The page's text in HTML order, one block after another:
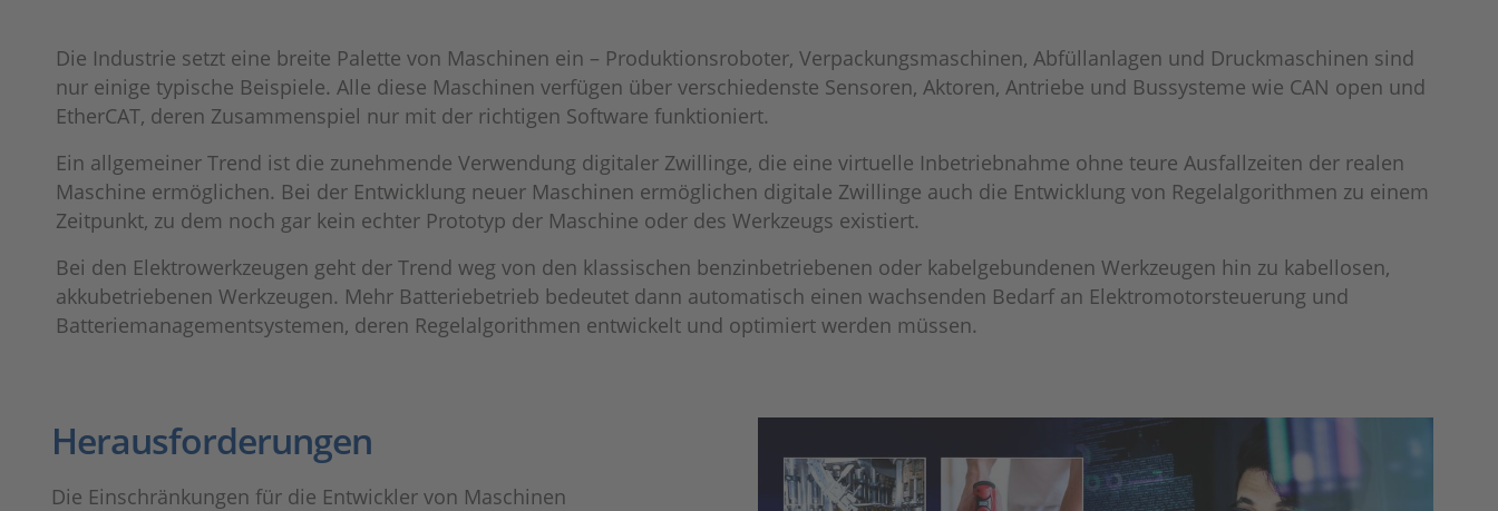
Die Industrie setzt eine breite Palette von Maschinen ein – Produktionsroboter, Verpackungsmaschinen, Abfüllanlagen und Druckmaschinen sind
nur einige typische Beispiele. Alle diese Maschinen verfügen über verschiedenste Sensoren, Aktoren, Antriebe und Bussysteme wie CAN open und
EtherCAT, deren Zusammenspiel nur mit der richtigen Software funktioniert.
Ein allgemeiner Trend ist die zunehmende Verwendung digitaler Zwillinge, die eine virtuelle Inbetriebnahme ohne teure Ausfallzeiten der realen
Maschine ermöglichen. Bei der Entwicklung neuer Maschinen ermöglichen digitale Zwillinge auch die Entwicklung von Regelalgorithmen zu einem
Zeitpunkt, zu dem noch gar kein echter Prototyp der Maschine oder des Werkzeugs existiert.
Bei den Elektrowerkzeugen geht der Trend weg von den klassischen benzinbetriebenen oder kabelgebundenen Werkzeugen hin zu kabellosen,
akkubetriebenen Werkzeugen. Mehr Batteriebetrieb bedeutet dann automatisch einen wachsenden Bedarf an Elektromotorsteuerung und
Batteriemanagementsystemen, deren Regelalgorithmen entwickelt und optimiert werden müssen.
Herausforderungen
Die Einschränkungen für die Entwickler von Maschinen